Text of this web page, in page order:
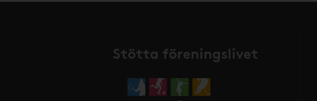
Stötta föreningslivet